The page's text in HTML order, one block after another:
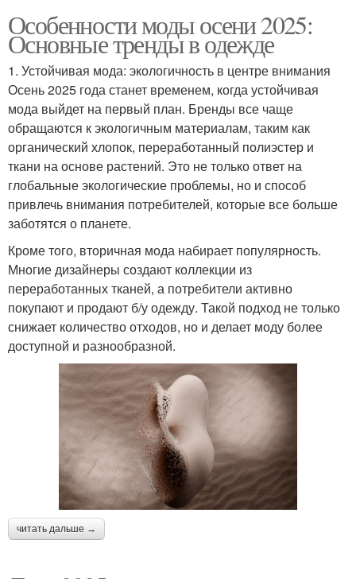
Особенности моды осени 2025:
Основные тренды в одежде
1. Устойчивая мода: экологичность в центре внимания
Осень 2025 года станет временем, когда устойчивая
мода выйдет на первый план. Бренды все чаще
обращаются к экологичным материалам, таким как
органический хлопок, переработанный полиэстер и
ткани на основе растений. Это не только ответ на
глобальные экологические проблемы, но и способ
привлечь внимания потребителей, которые все больше
заботятся о планете.
Кроме того, вторичная мода набирает популярность.
Многие дизайнеры создают коллекции из
переработанных тканей, а потребители активно
покупают и продают б/у одежду. Такой подход не только
снижает количество отходов, но и делает моду более
доступной и разнообразной.
читать дальше →